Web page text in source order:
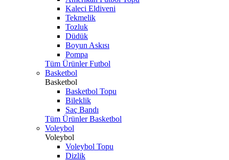
Kaleci Eldiveni
Tekmelik
Tozluk
Düdük
Boyun Askısı
Pompa
Tüm Ürünler Futbol
Basketbol
Basketbol
Basketbol Topu
Bileklik
Saç Bandı
Tüm Ürünler Basketbol
Voleybol
Voleybol
Voleybol Topu
Dizlik